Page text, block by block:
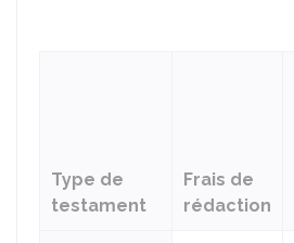
Type de
testament
Frais de
rédaction